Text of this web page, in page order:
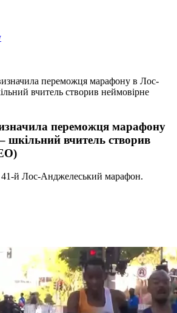
переможця марафону в Лос-
вчитель створив неймовірне
переможця марафону
шкільний вчитель створив
й Лос-Анджелеський марафон.